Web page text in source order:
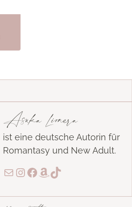
Asuka Lionera
ist eine deutsche Autorin für
Romantasy und New Adult.
E-MailInstagram
Facebook
Amazon
TikTok